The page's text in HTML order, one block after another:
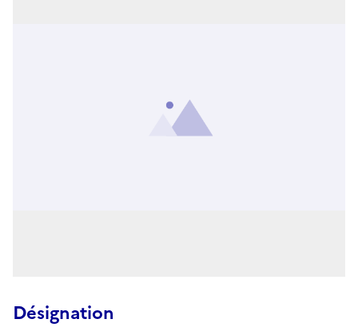
Désignation